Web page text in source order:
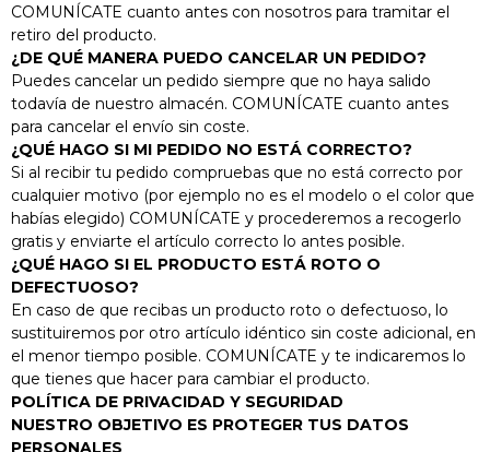
COMUNÍCATE cuanto antes con nosotros para tramitar el
retiro del producto.
¿DE QUÉ MANERA PUEDO CANCELAR UN PEDIDO?
Puedes cancelar un pedido siempre que no haya salido
todavía de nuestro almacén. COMUNÍCATE cuanto antes
para cancelar el envío sin coste.
¿QUÉ HAGO SI MI PEDIDO NO ESTÁ CORRECTO?
Si al recibir tu pedido compruebas que no está correcto por
cualquier motivo (por ejemplo no es el modelo o el color que
habías elegido) COMUNÍCATE y procederemos a recogerlo
gratis y enviarte el artículo correcto lo antes posible.
¿QUÉ HAGO SI EL PRODUCTO ESTÁ ROTO O
DEFECTUOSO?
En caso de que recibas un producto roto o defectuoso, lo
sustituiremos por otro artículo idéntico sin coste adicional, en
el menor tiempo posible. COMUNÍCATE y te indicaremos lo
que tienes que hacer para cambiar el producto.
POLÍTICA DE PRIVACIDAD Y SEGURIDAD
NUESTRO OBJETIVO ES PROTEGER TUS DATOS
PERSONALES
SET
BATERIA